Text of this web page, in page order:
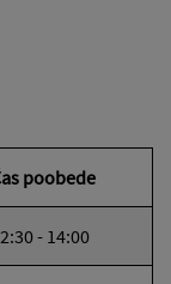
poobede
- 14:00